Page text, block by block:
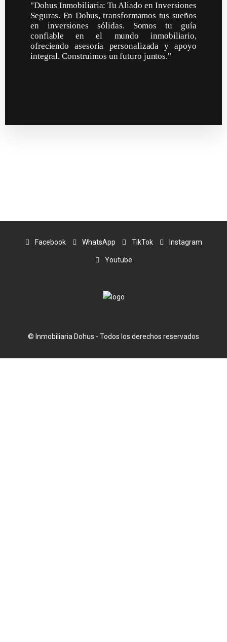
"Dohus Inmobiliaria: Tu Aliado en Inversiones
Seguras. En Dohus, transformamos tus sueños
en inversiones sólidas. Somos tu guía
confiable en el mundo inmobiliario,
ofreciendo asesoría personalizada y apoyo
integral. Construimos un futuro juntos."
Facebook WhatsApp TikTok Instagram
Youtube
© Inmobiliaria Dohus - Todos los derechos reservados